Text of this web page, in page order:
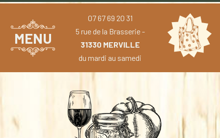
MENU
07 67 69 20 31
5 rue de la Brasserie -
31330 MERVILLE
du mardi au samedi